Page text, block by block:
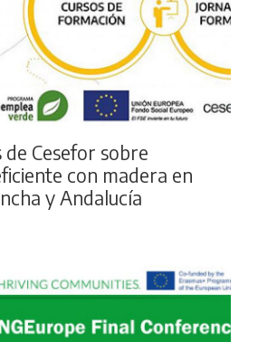
de Cesefor sobre
con madera en
y Andalucía